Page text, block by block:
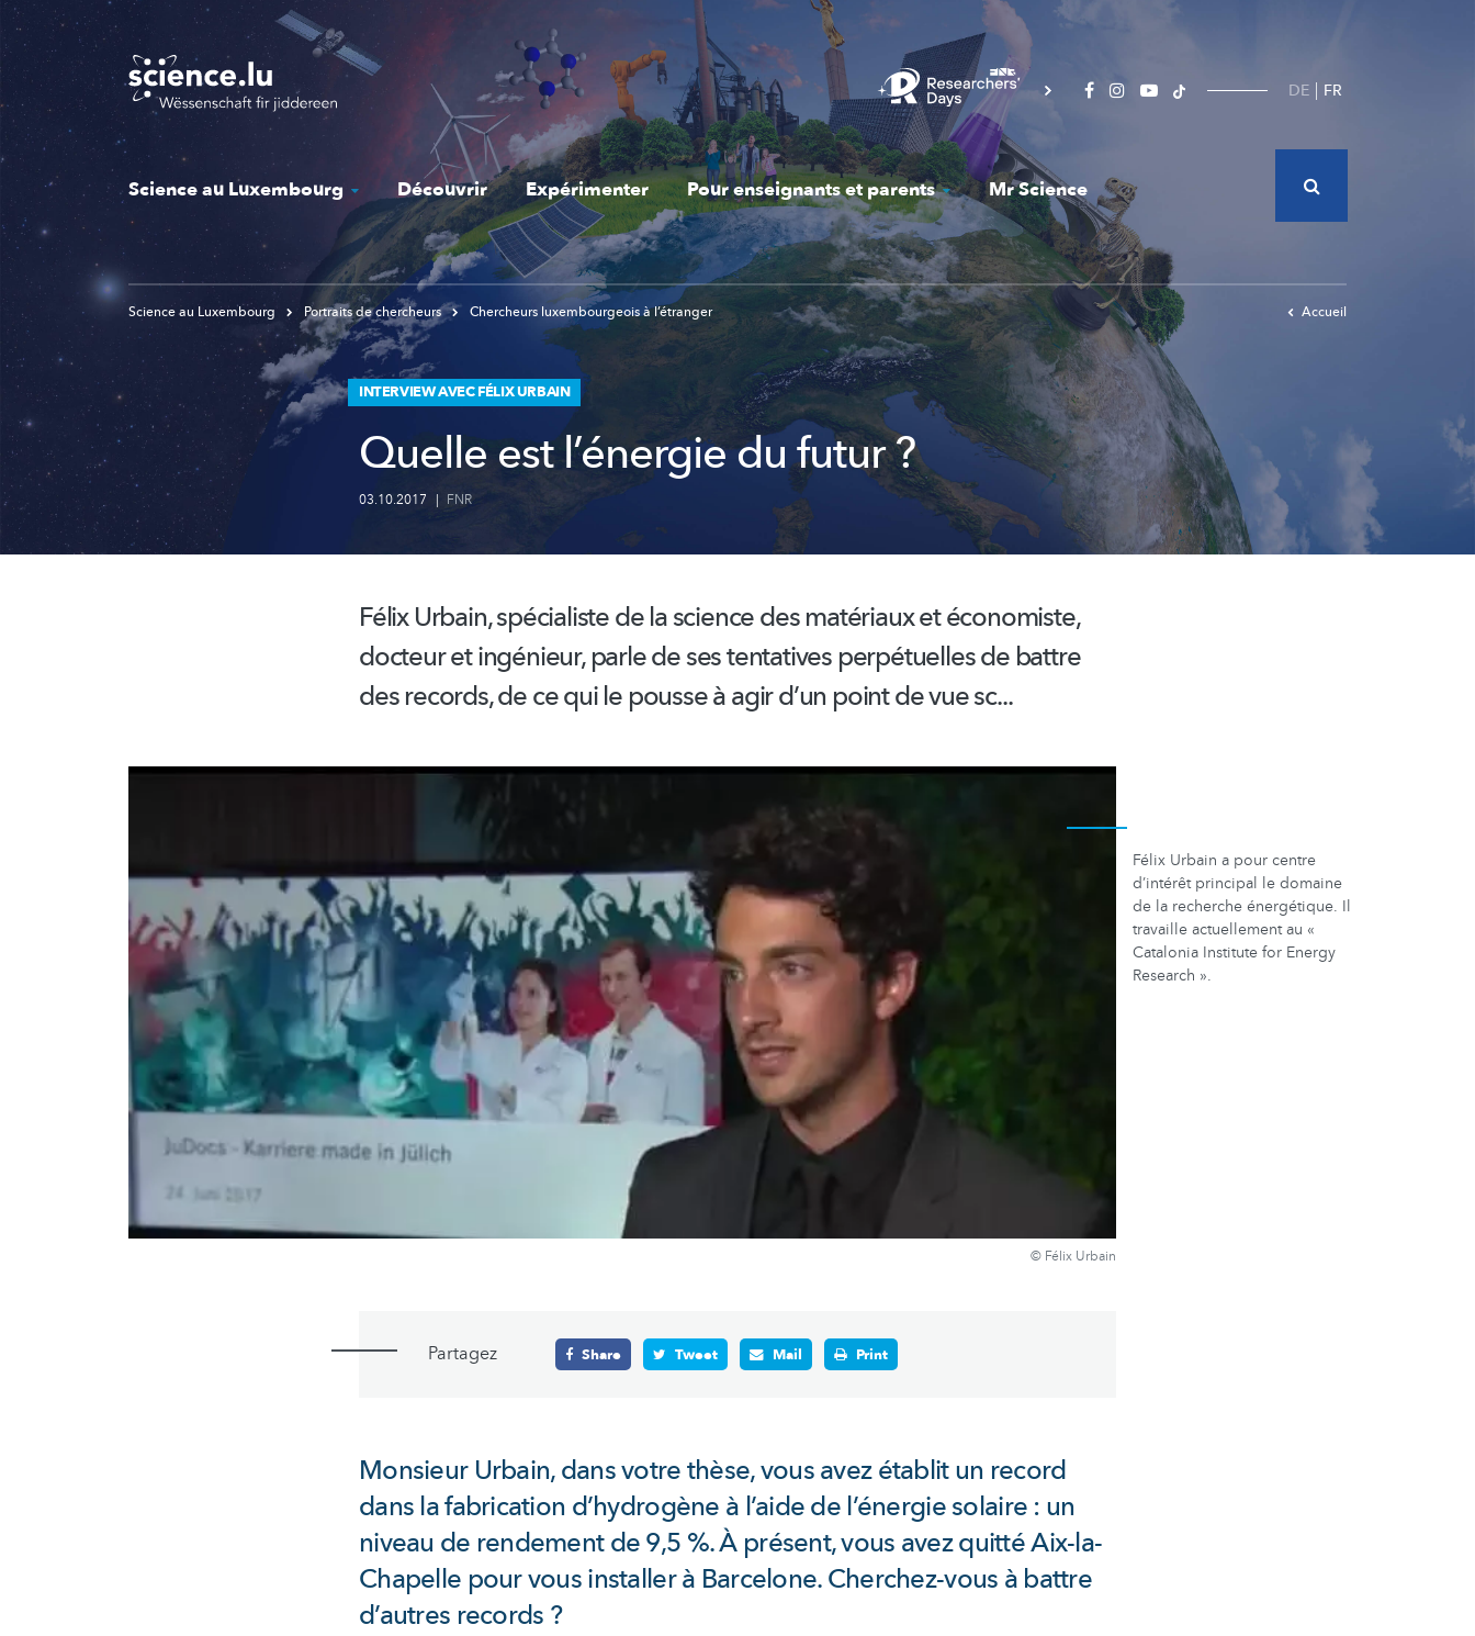
Skip
to
main
content
DE FR
Science au Luxembourg Découvrir Expérimenter Pour enseignants et parents Mr Science
Science au Luxembourg Portraits de chercheurs Chercheurs luxembourgeois à l’étranger Accueil
INTERVIEW AVEC FÉLIX URBAIN
Quelle est l’énergie du futur ?
03.10.2017 | FNR
Félix Urbain, spécialiste de la science des matériaux et économiste,
docteur et ingénieur, parle de ses tentatives perpétuelles de battre
des records, de ce qui le pousse à agir d’un point de vue sc...
© Félix Urbain
Félix Urbain a pour centre
d’intérêt principal le domaine
de la recherche énergétique. Il
travaille actuellement au «
Catalonia Institute for Energy
Research ».
Partagez Share Tweet Mail Print
Monsieur Urbain, dans votre thèse, vous avez établit un record
dans la fabrication d’hydrogène à l’aide de l’énergie solaire : un
niveau de rendement de 9,5 %. À présent, vous avez quitté Aix-la-
Chapelle pour vous installer à Barcelone. Cherchez-vous à battre
d’autres records ?